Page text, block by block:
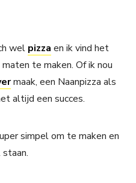
wel pizza en ik vind het
te maken. Of ik nou
maak, een Naanpizza als
altijd een succes.
simpel om te maken en